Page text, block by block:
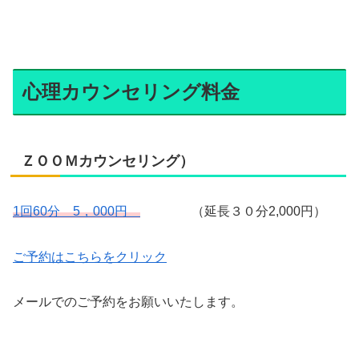
心理カウンセリング料金
ＺＯＯＭカウンセリング）
1回60分 5，000円 （延長３０分2,000円）
ご予約はこちらをクリック
メールでのご予約をお願いいたします。